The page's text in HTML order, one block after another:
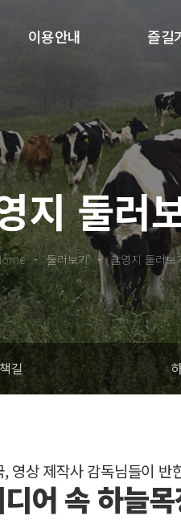
이용안내 즐길
지 둘러
- 둘러보기 - 촬영지 둘러보
길
, 영상 제작사 감독님들이 반
어 속 하늘